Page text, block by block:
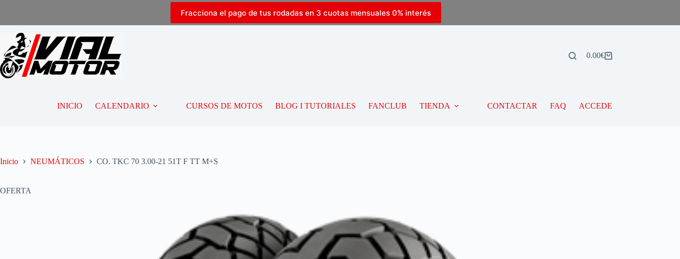
Fracciona el pago de tus rodadas en 3 cuotas mensuales 0% interés
0.00€
INICIO CALENDARIO CURSOS DE MOTOS BLOG I TUTORIALES FANCLUB TIENDA CONTACTAR FAQ ACCEDE
Inicio NEUMÁTICOS CO. TKC 70 3.00-21 51T F TT M+S
OFERTA